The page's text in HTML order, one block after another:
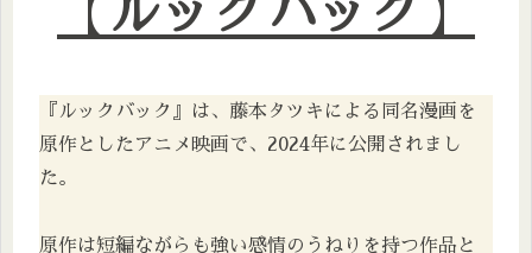
【 ルックバック 】
『ルックバック』は、藤本タツキによる同名漫画を
原作としたアニメ映画で、2024年に公開されまし
た。
原作は短編ながらも強い感情のうねりを持つ作品と